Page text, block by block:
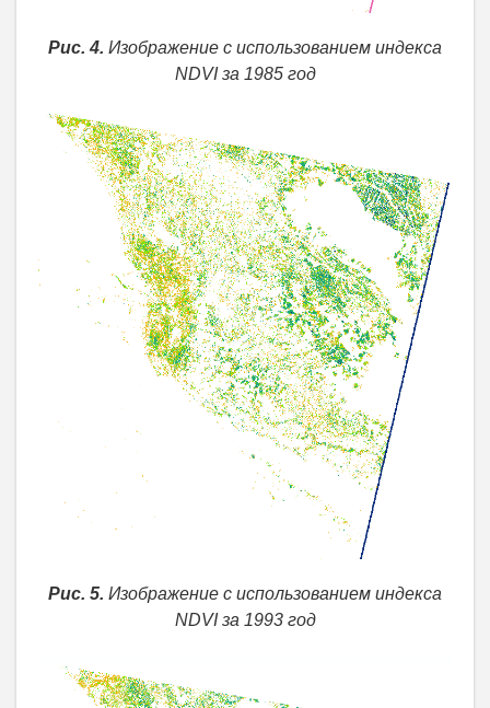
Рис. 4. Изображение с использованием индекса
NDVI за 1985 год
Рис. 5. Изображение с использованием индекса
NDVI за 1993 год